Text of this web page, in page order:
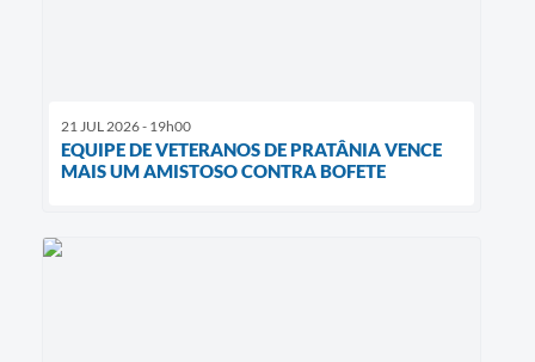
21 JUL 2026 - 19h00
EQUIPE DE VETERANOS DE PRATÂNIA VENCE
MAIS UM AMISTOSO CONTRA BOFETE